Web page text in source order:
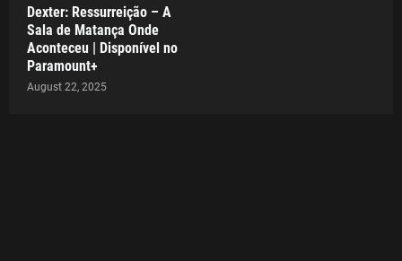
Dexter: Ressurreição – A
Sala de Matança Onde
Aconteceu | Disponível no
Paramount+
August 22, 2025